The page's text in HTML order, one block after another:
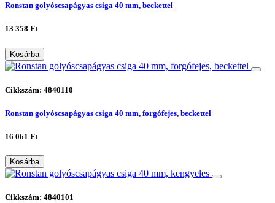
Ronstan golyóscsapágyas csiga 40 mm, beckettel
13 358 Ft
Kosárba
Cikkszám: 4840110
Ronstan golyóscsapágyas csiga 40 mm, forgófejes, beckettel
16 061 Ft
Kosárba
Cikkszám: 4840101